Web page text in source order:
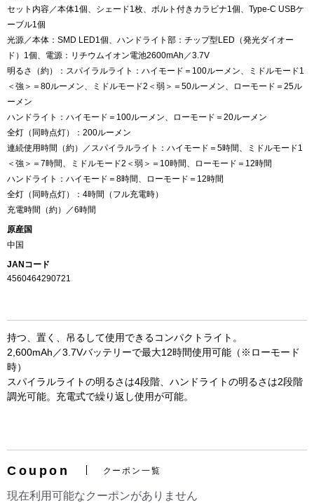
お買い物を続ける カートへ進む
セット内容／本体1個、シェード1枚、ボルト付きカラビナ1個、Type-C USBケ
ーブル1個
光源／本体：SMD LED1個、ハンドライト部：チップ型LED（発光ダイオー
ド）1個、電源：リチウムイオン電池2600mAh／3.7V
明るさ（約）：スパイラルライト：ハイモード＝100ルーメン、ミドルモード1
＜強＞＝80ルーメン、ミドルモード2＜弱＞＝50ルーメン、ローモード＝25ル
ーメン
ハンドライト：ハイモード＝100ルーメン、ローモード＝20ルーメン
全灯（同時点灯）：200ルーメン
連続使用時間（約）／スパイラルライト：ハイモード＝5時間、ミドルモード1
＜強＞＝7時間、ミドルモード2＜弱＞＝10時間、ローモード＝12時間
ハンドライト：ハイモード＝8時間、ローモード＝12時間
全灯（同時点灯）：4時間（フル充電時）
充電時間（約）／6時間
原産国
中国
JANコード
4560464290721
持つ、置く、吊るして使用できるコンパクトライト。
2,600mAh／3.7Vバッテリーで最大12時間使用可能（※ローモード
時）
スパイラルライトの明るさは4段階、ハンドライトの明るさは2段階
調光可能。充電式で繰り返し使用が可能。
Coupon クーポン一覧
現在利用可能なクーポンがありません